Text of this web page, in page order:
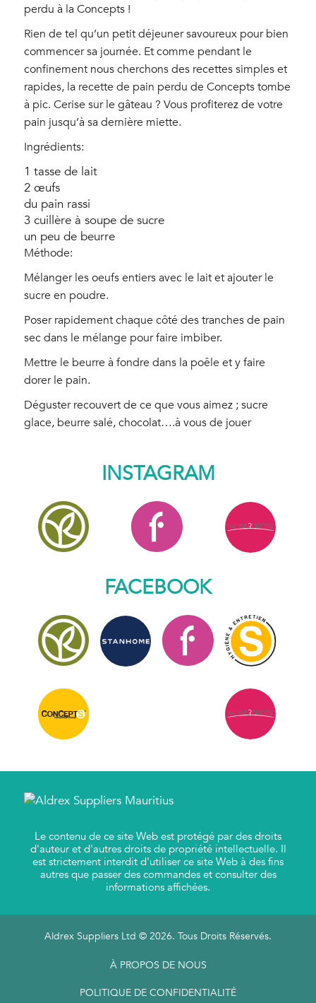
perdu à la Concepts !
Rien de tel qu’un petit déjeuner savoureux pour bien
commencer sa journée. Et comme pendant le
confinement nous cherchons des recettes simples et
rapides, la recette de pain perdu de Concepts tombe
à pic. Cerise sur le gâteau ? Vous profiterez de votre
pain jusqu’à sa dernière miette.
Ingrédients:
1 tasse de lait
2 œufs
du pain rassi
3 cuillère à soupe de sucre
un peu de beurre
Méthode:
Mélanger les oeufs entiers avec le lait et ajouter le
sucre en poudre.
Poser rapidement chaque côté des tranches de pain
sec dans le mélange pour faire imbiber.
Mettre le beurre à fondre dans la poêle et y faire
dorer le pain.
Déguster recouvert de ce que vous aimez ; sucre
glace, beurre salé, chocolat….à vous de jouer
INSTAGRAM
FACEBOOK
Le contenu de ce site Web est protégé par des droits
d'auteur et d'autres droits de propriété intellectuelle. Il
est strictement interdit d'utiliser ce site Web à des fins
autres que passer des commandes et consulter des
informations affichées.
Aldrex Suppliers Ltd © 2026. Tous Droits Réservés.
À PROPOS DE NOUS
POLITIQUE DE CONFIDENTIALITÉ